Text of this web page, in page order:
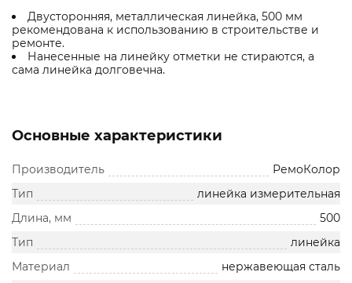
Двусторонняя, металлическая линейка, 500 мм
рекомендована к использованию в строительстве и
ремонте.
Нанесенные на линейку отметки не стираются, а
сама линейка долговечна.
Основные характеристики
Производитель
РемоКолор
Тип
линейка измерительная
Длина, мм
500
Тип
линейка
Материал
нержавеющая сталь